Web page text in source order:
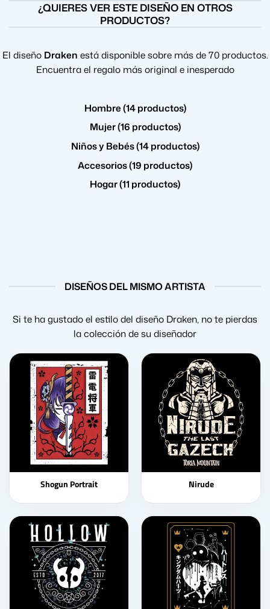
¿QUIERES VER ESTE DISEÑO EN OTROS
PRODUCTOS?
El diseño Draken está disponible sobre más de 70 productos.
Encuentra el regalo más original e inesperado
Hombre (14 productos)
Mujer (16 productos)
Niños y Bebés (14 productos)
Accesorios (19 productos)
Hogar (11 productos)
DISEÑOS DEL MISMO ARTISTA
Si te ha gustado el estilo del diseño Draken, no te pierdas
la colección de su diseñador
Shogun Portrait Nirude